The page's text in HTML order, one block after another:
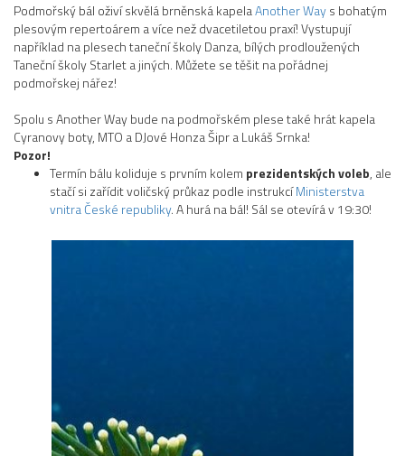
Podmořský bál oživí skvělá brněnská kapelaAnother Ways bohatým
plesovým repertoárem a více než dvacetiletou praxí! Vystupují
například na plesech taneční školy Danza, bílých prodloužených
Taneční školy Starlet a jiných. Můžete se těšit na pořádnej
podmořskej nářez!
Spolu s Another Way bude na podmořském plese také hrát kapela
Cyranovy boty, MTO a DJové Honza Šipr a Lukáš Srnka!
Pozor!
Termín bálu koliduje s prvním kolem prezidentských voleb, ale
stačí si zařídit voličský průkaz podle instrukcíMinisterstva
vnitra České republiky. A hurá na bál! Sál se otevírá v 19:30!